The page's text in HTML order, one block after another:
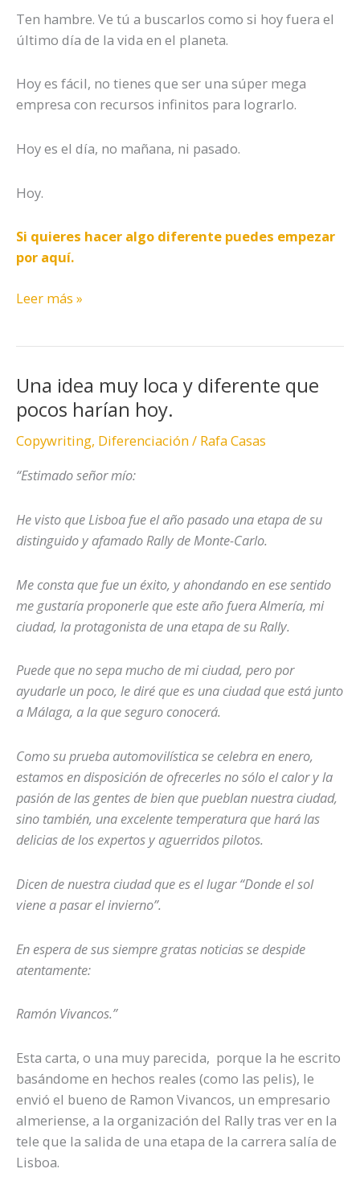
Ten hambre. Ve tú a buscarlos como si hoy fuera el
último día de la vida en el planeta.
Hoy es fácil, no tienes que ser una súper mega
empresa con recursos infinitos para lograrlo.
Hoy es el día, no mañana, ni pasado.
Hoy.
Si quieres hacer algo diferente puedes empezar
por aquí.
Leer más »
Una idea muy loca y diferente que
pocos harían hoy.
Copywriting, Diferenciación/ Rafa Casas
“Estimado señor mío:
He visto que Lisboa fue el año pasado una etapa de su
distinguido y afamado Rally de Monte-Carlo.
Me consta que fue un éxito, y ahondando en ese sentido
me gustaría proponerle que este año fuera Almería, mi
ciudad, la protagonista de una etapa de su Rally.
Puede que no sepa mucho de mi ciudad, pero por
ayudarle un poco, le diré que es una ciudad que está junto
a Málaga, a la que seguro conocerá.
Como su prueba automovilística se celebra en enero,
estamos en disposición de ofrecerles no sólo el calor y la
pasión de las gentes de bien que pueblan nuestra ciudad,
sino también, una excelente temperatura que hará las
delicias de los expertos y aguerridos pilotos.
Dicen de nuestra ciudad que es el lugar “Donde el sol
viene a pasar el invierno”.
En espera de sus siempre gratas noticias se despide
atentamente:
Ramón Vivancos.”
Esta carta, o una muy parecida, porque la he escrito
basándome en hechos reales (como las pelis), le
envió el bueno de Ramon Vivancos, un empresario
almeriense, a la organización del Rally tras ver en la
tele que la salida de una etapa de la carrera salía de
Lisboa.
Una
idea
muy
loca
y
pocos
harían